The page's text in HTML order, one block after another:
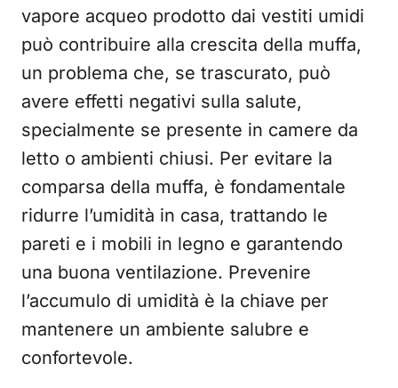
vapore acqueo prodotto dai vestiti umidi
può contribuire alla crescita della muffa,
un problema che, se trascurato, può
avere effetti negativi sulla salute,
specialmente se presente in camere da
letto o ambienti chiusi. Per evitare la
comparsa della muffa, è fondamentale
ridurre l’umidità in casa, trattando le
pareti e i mobili in legno e garantendo
una buona ventilazione. Prevenire
l’accumulo di umidità è la chiave per
mantenere un ambiente salubre e
confortevole.